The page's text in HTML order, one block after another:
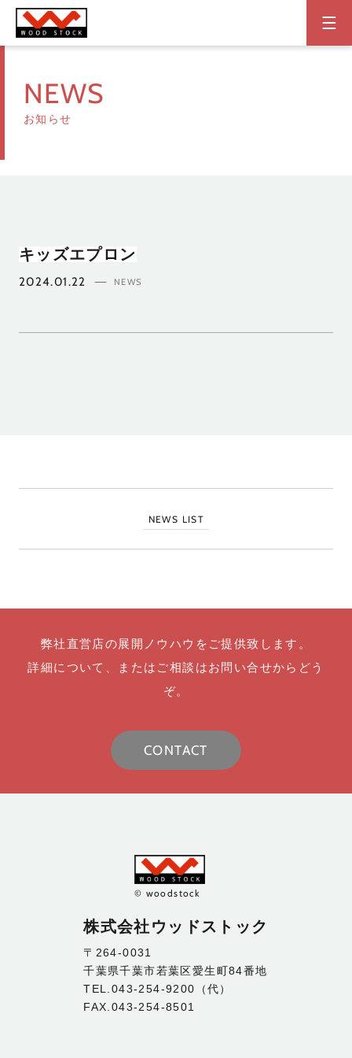
NEWS
お知らせ
キッズエプロン
2024.01.22 NEWS
NEWS LIST
弊社直営店の展開ノウハウをご提供致します。
詳細について、またはご相談はお問い合せからどう
ぞ。
CONTACT
© woodstock
株式会社ウッドストック
〒264-0031
千葉県千葉市若葉区愛生町84番地
TEL.043-254-9200（代）
FAX.043-254-8501